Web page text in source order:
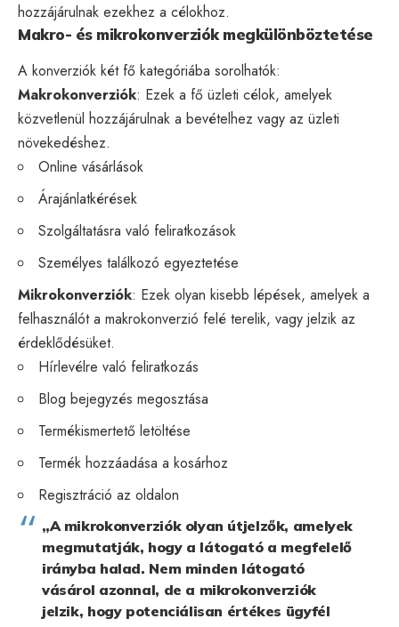
hozzájárulnak ezekhez a célokhoz.
Makro- és mikrokonverziók megkülönböztetése
A konverziók két fő kategóriába sorolhatók:
Makrokonverziók: Ezek a fő üzleti célok, amelyek
közvetlenül hozzájárulnak a bevételhez vagy az üzleti
növekedéshez.
Online vásárlások
Árajánlatkérések
Szolgáltatásra való feliratkozások
Személyes találkozó egyeztetése
Mikrokonverziók: Ezek olyan kisebb lépések, amelyek a
felhasználót a makrokonverzió felé terelik, vagy jelzik az
érdeklődésüket.
Hírlevélre való feliratkozás
Blog bejegyzés megosztása
Termékismertető letöltése
Termék hozzáadása a kosárhoz
Regisztráció az oldalon
„A mikrokonverziók olyan útjelzők, amelyek
megmutatják, hogy a látogató a megfelelő
irányba halad. Nem minden látogató
vásárol azonnal, de a mikrokonverziók
jelzik, hogy potenciálisan értékes ügyfél